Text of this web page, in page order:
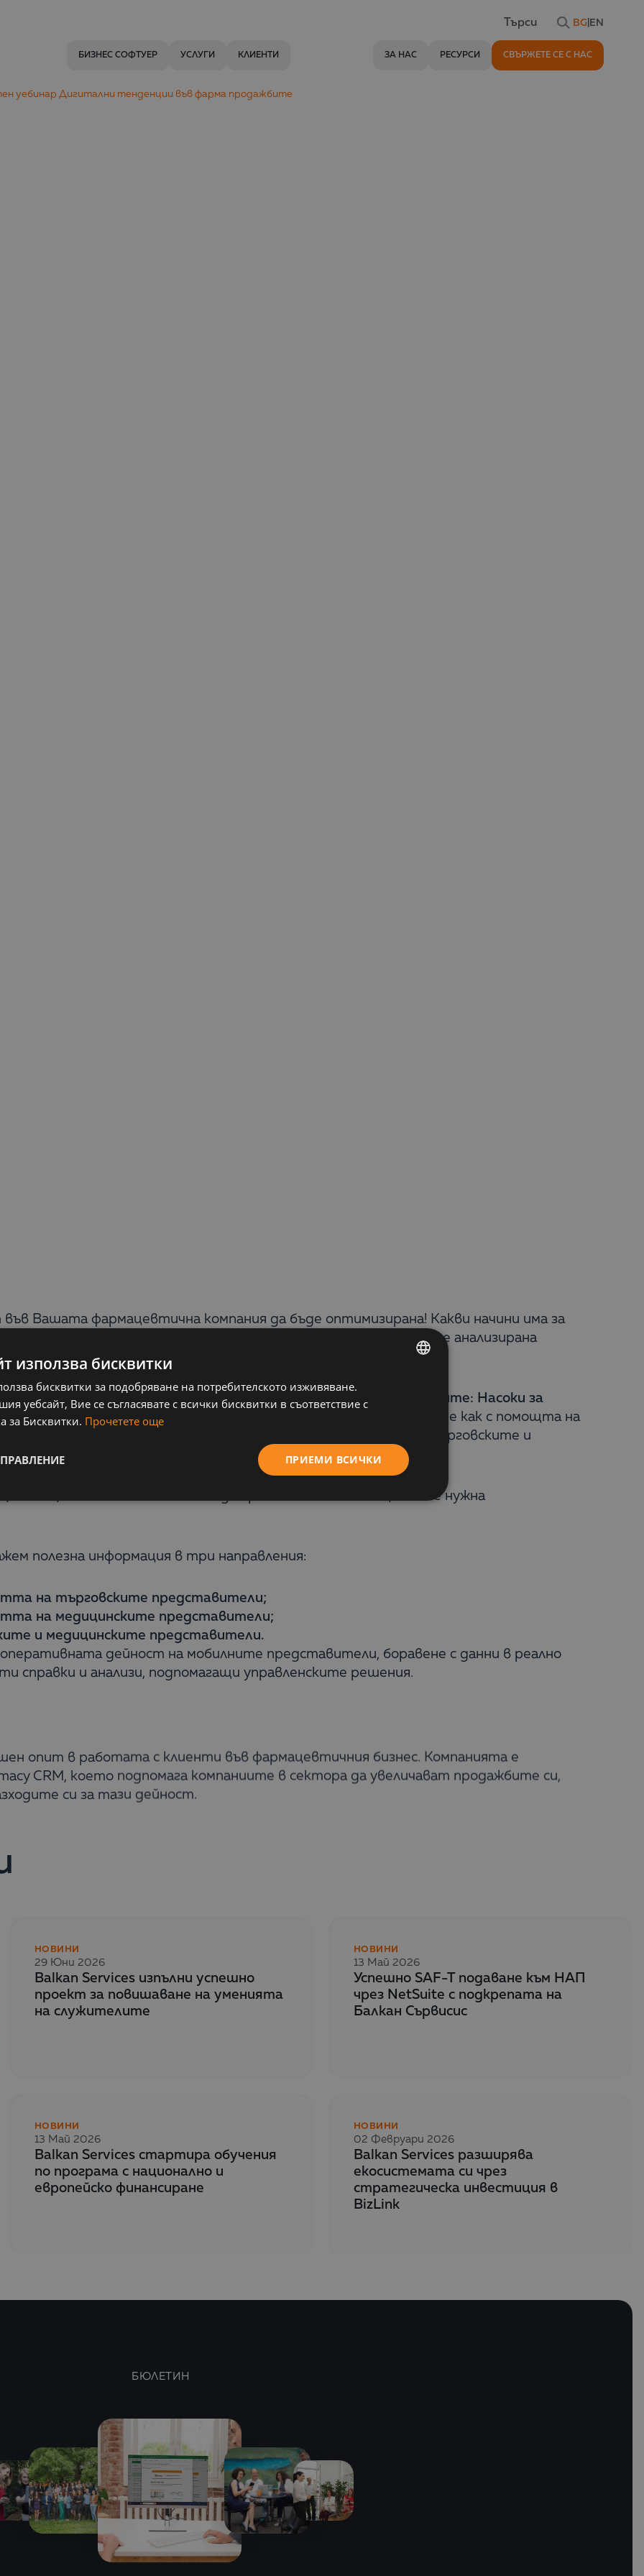
BG EN
БИЗНЕС СОФТУЕР УСЛУГИ КЛИЕНТИ ЗА НАС РЕСУРСИ СВЪРЖЕТЕ СЕ С НАС
уебинар Дигитални тенденции във фарма продажбите
Вашата фармацевтична компания да бъде оптимизирана! Какви начини има за
служители и за пестене на време и ресурси! Как може да бъде анализирана
вземат навременни и адекватни решения!
безплатен уебинар
Дигитални тенденции във фарма продажбите: Насоки за
търговски процеси. По време на представянето ще разберете как с помощта на
по който управлявате и проследявате дейността на търговските и
. Всеки може да присъства безплатно, като е нужна
полезна информация в три направления:
на търговските представители;
на медицинските представители;
и медицинските представители.
дейност на мобилните представители, боравене с данни в реално
справки и анализи, подпомагащи управленските решения.
опит в работата с клиенти във фармацевтичния бизнес. Компанията е
CRM, което подпомага компаниите в сектора да увеличават продажбите си,
си за тази дейност.
НОВИНИ
29 Юни 2026
Balkan Services изпълни успешно
проект за повишаване на уменията
на служителите
НОВИНИ
13 Май 2026
Успешно SAF-T подаване към НАП
чрез NetSuite с подкрепата на
Балкан Сървисис
НОВИНИ
13 Май 2026
Balkan Services стартира обучения
по програма с национално и
европейско финансиране
НОВИНИ
02 Февруари 2026
Balkan Services разширява
екосистемата си чрез
стратегическа инвестиция в
BizLink
БЮЛЕТИН
използва бисквитки
бисквитки за подобряване на потребителското изживяване.
уебсайт, Вие се съгласявате с всички бисквитки в съответствие с
за Бисквитки. Прочетете още
ПРИЕМИ ВСИЧКИ